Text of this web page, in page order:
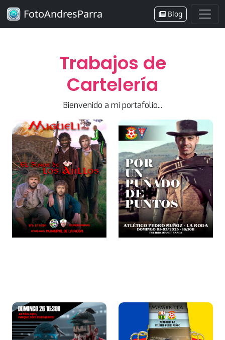
FotoAndresParra Blog
Trabajos de
Cartelería
Bienvenido a mi portafolio...